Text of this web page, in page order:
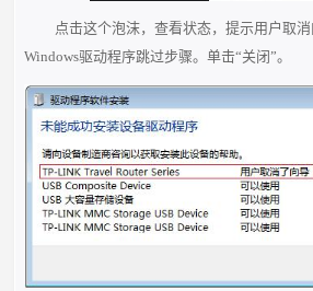
点击这个泡沫，查看状态，提示用户取
Windows驱动程序跳过步骤。单击“关闭”。